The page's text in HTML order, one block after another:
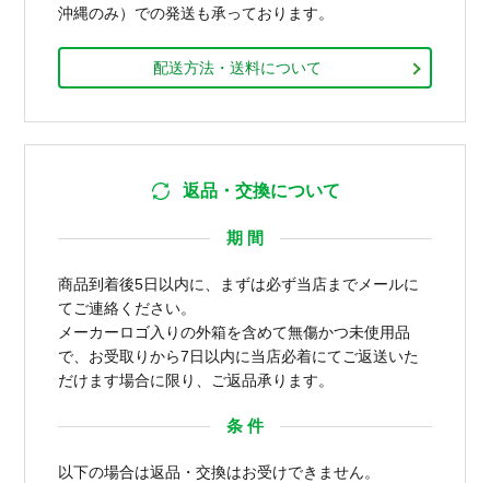
沖縄のみ）での発送も承っております。
配送方法・送料について
返品・交換について
期 間
商品到着後5日以内に、まずは必ず当店までメールに
てご連絡ください。
メーカーロゴ入りの外箱を含めて無傷かつ未使用品
で、お受取りから7日以内に当店必着にてご返送いた
だけます場合に限り、ご返品承ります。
条 件
以下の場合は返品・交換はお受けできません。